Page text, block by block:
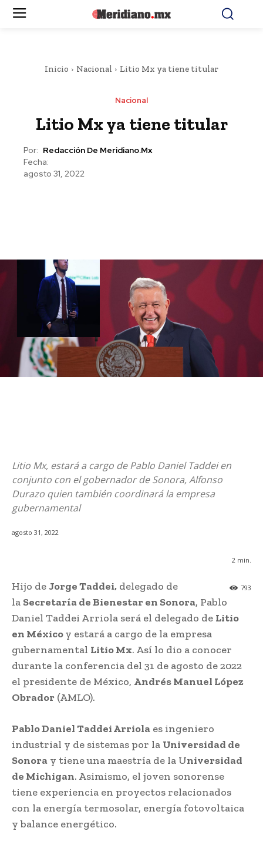
Inicio Nacional Litio Mx ya tiene titular
Nacional
Litio Mx ya tiene titular
Por: Redacción De Meridiano.mx
Fecha:
agosto 31, 2022
Litio Mx, estará a cargo de Pablo Daniel Taddei en
conjunto con el gobernador de Sonora, Alfonso
Durazo quien también coordinará la empresa
gubernamental
agosto 31, 2022
2 min.
793
Hijo deJorge Taddei, delegado de
la Secretaría de Bienestar en Sonora, Pablo
Daniel Taddei Arriola será el delegado de Litio
en Méxicoy estará a cargo de la empresa
gubernamental Litio Mx. Así lo dio a conocer
durante la conferencia del 31 de agosto de 2022
el presidente de México, Andrés Manuel López
Obrador (AMLO).
Pablo Daniel Taddei Arriola es ingeniero
industrial y de sistemas por la Universidad de
Sonora y tiene una maestría de la Universidad
de Michigan. Asimismo, el joven sonorense
tiene experiencia en proyectos relacionados
con la energía termosolar, energía fotovoltaica
y balance energético.